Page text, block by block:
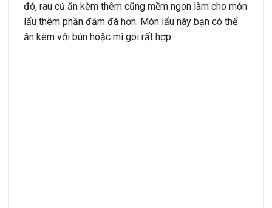
đó, rau củ ăn kèm thêm cũng mềm ngon làm cho món
lẩu thêm phần đậm đà hơn. Món lẩu này bạn có thể
ăn kèm với bún hoặc mì gói rất hợp.